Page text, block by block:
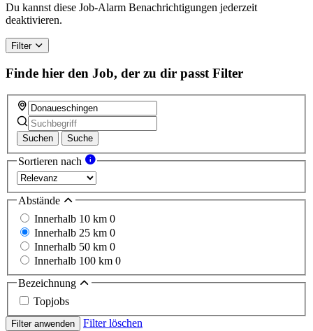
Du kannst diese Job-Alarm Benachrichtigungen jederzeit
deaktivieren.
Filter
Finde hier den Job, der zu dir passt Filter
Suchen Suche
Sortieren nach
Abstände
Innerhalb 10 km 0
Innerhalb 25 km 0
Innerhalb 50 km 0
Innerhalb 100 km 0
Bezeichnung
Topjobs
Filter anwenden
Filter löschen